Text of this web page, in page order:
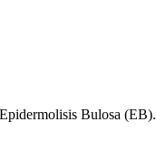
Bulosa (EB).